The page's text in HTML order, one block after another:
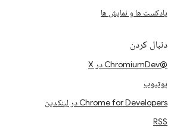
پادکست ها و نمایش ها
دنبال کردن
@ChromiumDev در X
یوتیوب
Chrome for Developers در لینکدین
RSS